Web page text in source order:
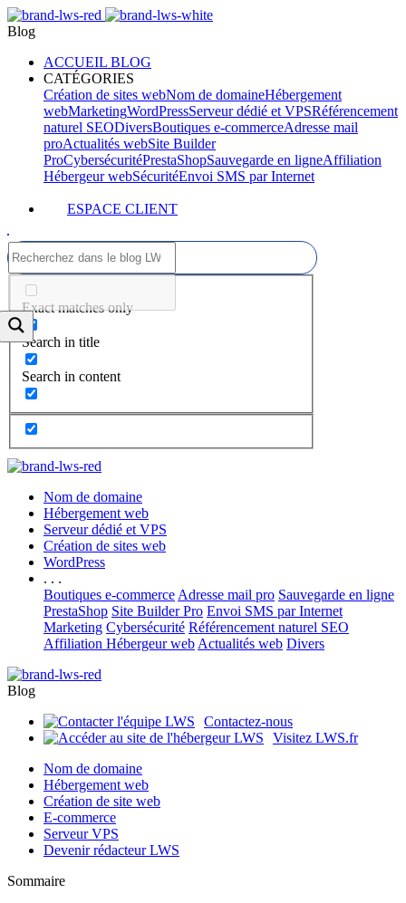
Blog
ACCUEIL BLOG
CATÉGORIES
Création de sites webNom de domaineHébergement
webMarketingWordPressServeur dédié et VPSRéférencement
naturel SEODiversBoutiques e-commerceAdresse mail
proActualités webSite Builder
ProCybersécuritéPrestaShopSauvegarde en ligneAffiliation
Hébergeur webSécuritéEnvoi SMS par Internet
ESPACE CLIENT
Exact matches only
Search in title
Search in content
Nom de domaine
Hébergement web
Serveur dédié et VPS
Création de sites web
WordPress
. . .
Boutiques e-commerce Adresse mail pro Sauvegarde en ligne
PrestaShop Site Builder Pro Envoi SMS par Internet
Marketing Cybersécurité Référencement naturel SEO
Affiliation Hébergeur web Actualités web Divers
Blog
Contactez-nous
Visitez LWS.fr
Nom de domaine
Hébergement web
Création de site web
E-commerce
Serveur VPS
Devenir rédacteur LWS
Sommaire